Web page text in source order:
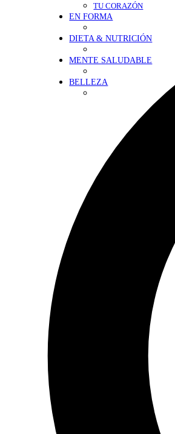
TU CORAZÓN
EN FORMA
DIETA & NUTRICIÓN
MENTE SALUDABLE
BELLEZA